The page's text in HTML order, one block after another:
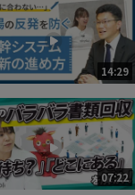
14:29
07:22